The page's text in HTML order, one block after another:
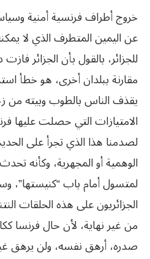
خروج أطراف فرنسية أمنية
عن اليمين المتطرف الذي لا
للجزائر، بالقول بأن الجزائر
مقارنة ببلدان أخرى، هو خطأ
يقذف الناس بالطوب وبيته من
الامتيازات التي حصلت عليها
لصدمنا هذا الذي تجرأ على
الوهمية أو المجهرية، وكأنه
لمتسول أمام باب “كنيستها”،
الجزائريون على هذه الحلقات
من غير نهاية، لأن حال فرنسا
صدره، أرهق نفسه، ولن يرهق